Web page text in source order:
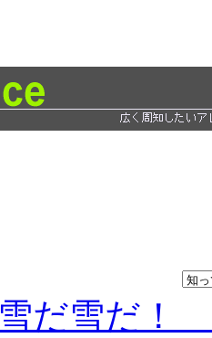
雪だ雪だ！